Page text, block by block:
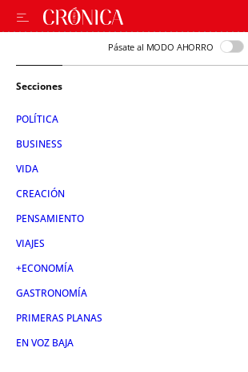
Pásate al MODO AHORRO
Secciones
POLÍTICA
BUSINESS
VIDA
CREACIÓN
PENSAMIENTO
VIAJES
+ECONOMÍA
GASTRONOMÍA
PRIMERAS PLANAS
EN VOZ BAJA